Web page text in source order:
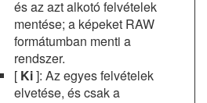
és az azt alkotó felvételek
mentése; a képeket RAW
formátumban menti a
rendszer.
[ Ki]: Az egyes felvételek
elvetése, és csak a